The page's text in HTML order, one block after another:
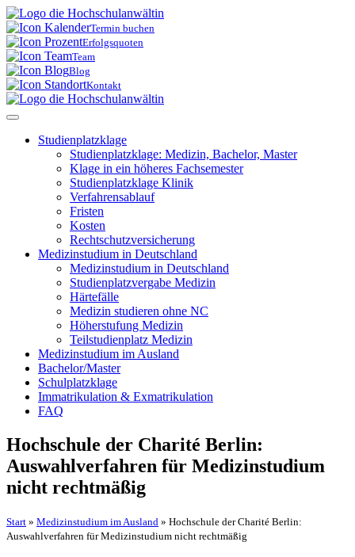
Skip
to
content
Termin buchen
Erfolgsquoten
Team
Blog
Kontakt
Studienplatzklage
Studienplatz­klage: Medizin, Bachelor, Master
Klage in ein höheres Fachsemester
Studienplatz­klage Klinik
Verfahrens­ablauf
Fristen
Kosten
Rechtschutz­versicherung
Medizinstudium in Deutschland
Medizinstudium in Deutschland
Studienplatz­vergabe Medizin
Härtefälle
Medizin studieren ohne NC
Höherstufung Medizin
Teilstudienplatz Medizin
Medizinstudium im Ausland
Bachelor/Master
Schulplatzklage
Immatrikulation & Exmatrikulation
FAQ
Hochschule der Charité Berlin:
Auswahlverfahren für Medizinstudium
nicht rechtmäßig
Start » Medizinstudium im Ausland » Hochschule der Charité Berlin:
Auswahlverfahren für Medizinstudium nicht rechtmäßig